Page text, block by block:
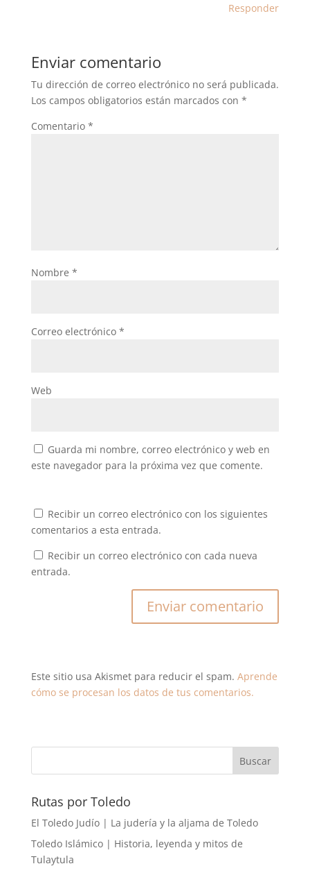
Responder
Enviar comentario
Tu dirección de correo electrónico no será publicada.
Los campos obligatorios están marcados con *
Comentario *
Nombre *
Correo electrónico *
Web
Guarda mi nombre, correo electrónico y web en
este navegador para la próxima vez que comente.
Recibir un correo electrónico con los siguientes
comentarios a esta entrada.
Recibir un correo electrónico con cada nueva
entrada.
Este sitio usa Akismet para reducir el spam. Aprende
cómo se procesan los datos de tus comentarios.
Rutas por Toledo
El Toledo Judío | La judería y la aljama de Toledo
Toledo Islámico | Historia, leyenda y mitos de
Tulaytula